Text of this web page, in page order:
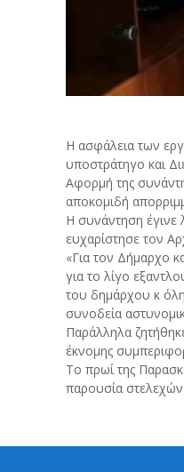
Η ασφάλεια των
υποστράτηγο και
Αφορμή της
αποκομιδή
Η συνάντηση έγινε
ευχαρίστησε τον
«Για τον Δήμαρχο
για το λίγο
του δημάρχου κ
συνοδεία
Παράλληλα
έκνομης
Το πρωί της
παρουσία